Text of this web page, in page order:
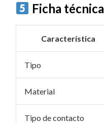
Ficha
Característica
Tipo
Material
Tipo de contacto